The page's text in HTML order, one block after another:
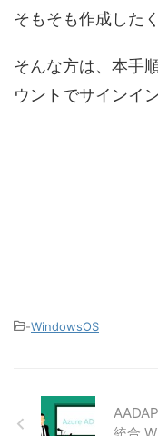
そもそも作成した
そんな方は、本手
ウントでサインイ
-WindowsOS